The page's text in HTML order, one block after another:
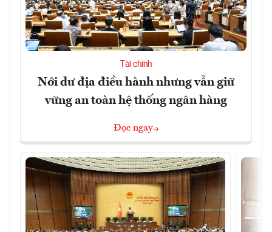
Tài chính
Nới dư địa điều hành nhưng vẫn giữ
vững an toàn hệ thống ngân hàng
Đọc ngay